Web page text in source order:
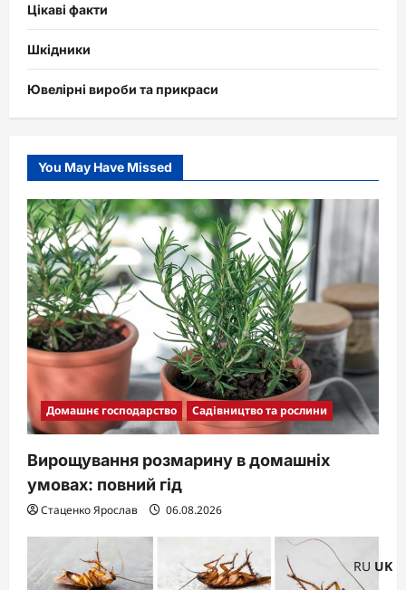
Цікаві факти
Шкідники
Ювелірні вироби та прикраси
You May Have Missed
Домашнє господарство Садівництво та рослини
Вирощування розмарину в домашніх
умовах: повний гід
Стаценко Ярослав 06.08.2026
RU UK